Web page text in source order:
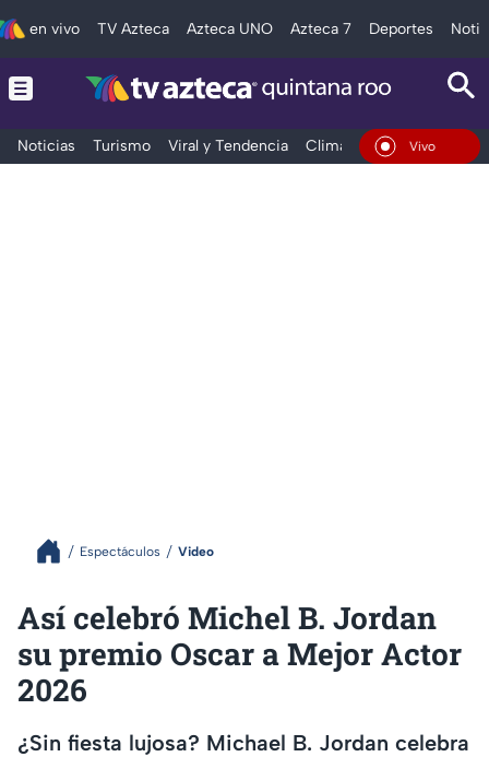
en vivo TV Azteca Azteca UNO Azteca 7 Deportes
Noticias Turismo Viral y Tendencia Clima Tráfico
En Vivo
Espectáculos Video
Así celebró Michel B. Jordan
su premio Oscar a Mejor Actor
2026
¿Sin fiesta lujosa? Michael B. Jordan celebra